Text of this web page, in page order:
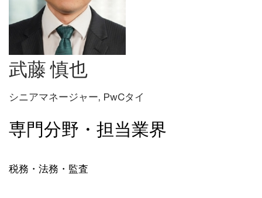
武藤 慎也
シニアマネージャー, PwCタイ
専門分野・担当業界
税務・法務・監査